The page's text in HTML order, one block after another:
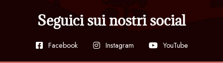
Seguici sui nostri social
Facebook Instagram YouTube